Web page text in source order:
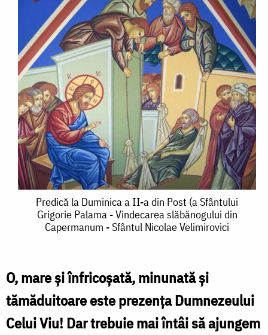
Predică
II-
a
din
Predică la Duminica a II-a din Post (a Sfântului
Grigorie Palama - Vindecarea slăbănogului din
Capermanum - Sfântul Nicolae Velimirovici
O, mare şi înfricoşată, minunată şi
tămăduitoare este prezenţa Dumnezeului
Celui Viu! Dar trebuie mai întâi să ajungem